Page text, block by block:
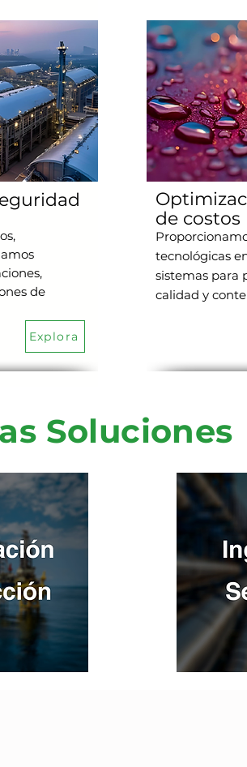
de
Explora
de costos
tecnológicas
sistemas para
calidad y
Soluciones